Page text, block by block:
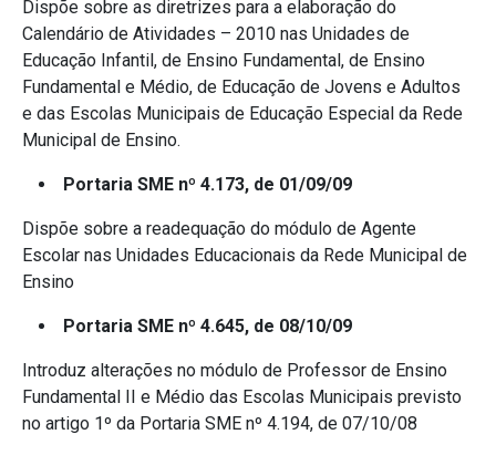
Dispõe sobre as diretrizes para a elaboração do
Calendário de Atividades – 2010 nas Unidades de
Educação Infantil, de Ensino Fundamental, de Ensino
Fundamental e Médio, de Educação de Jovens e Adultos
e das Escolas Municipais de Educação Especial da Rede
Municipal de Ensino.
Portaria SME nº 4.173, de 01/09/09
Dispõe sobre a readequação do módulo de Agente
Escolar nas Unidades Educacionais da Rede Municipal de
Ensino
Portaria SME nº 4.645, de 08/10/09
Introduz alterações no módulo de Professor de Ensino
Fundamental II e Médio das Escolas Municipais previsto
no artigo 1º da Portaria SME nº 4.194, de 07/10/08